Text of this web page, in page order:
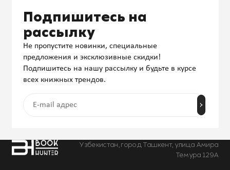
Узбекистан, город Ташкент, улица Амира
Темура 129А
Подпишитесь на
рассылку
Не пропустите новинки, специальные
предложения и эксклюзивные скидки!
Подпишитесь на нашу рассылку и будьте в курсе
всех книжных трендов.